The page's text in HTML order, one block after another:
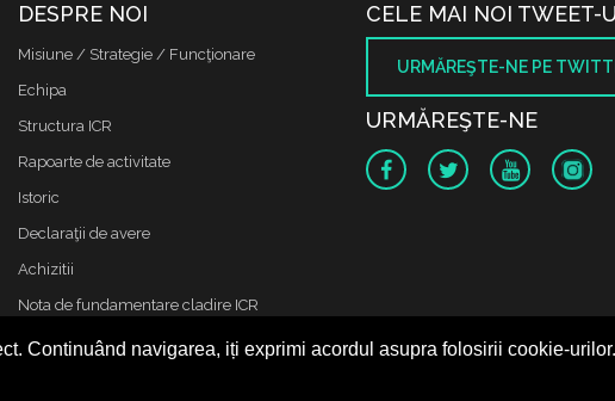
Continuând navigarea, iți exprimi acordul asupra folosirii cookie-urilor.
DESPRE NOI
Misiune / Strategie / Funcţionare
Echipa
Structura ICR
Rapoarte de activitate
Istoric
Declaraţii de avere
Achizitii
Nota de fundamentare cladire ICR
Contact
CELE MAI NOI TWEET-
URMĂREŞTE-NE PE
URMĂREŞTE-NE